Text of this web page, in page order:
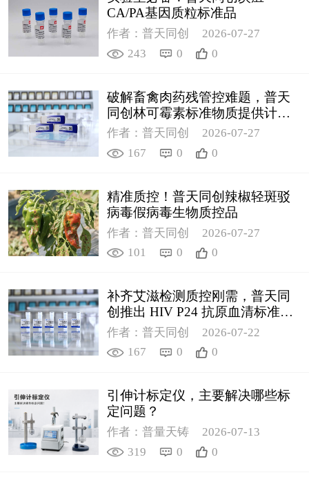
CA/PA基因质粒标准品
作者：普天同创
2026-07-27
243
0 0
破解畜禽肉药残管控难题，普天
同创林可霉素标准物质提供计量
支撑
作者：普天同创
2026-07-27
167
0 0
精准质控！普天同创辣椒轻斑驳
病毒假病毒生物质控品
作者：普天同创
2026-07-27
101
0 0
补齐艾滋检测质控刚需，普天同
创推出 HIV P24 抗原血清标准物
质
作者：普天同创
2026-07-22
167
0 0
引伸计标定仪，主要解决哪些标
定问题？
作者：普量天铸
2026-07-13
319
0 0